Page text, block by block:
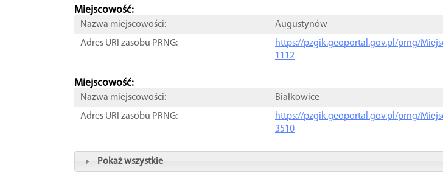
Miejscowość:
Nazwa miejscowości:
Augustynów
Adres URI zasobu PRNG:
https://pzgik.geoportal.gov.pl/prng/
1112
Miejscowość:
Nazwa miejscowości:
Białkowice
Adres URI zasobu PRNG:
https://pzgik.geoportal.gov.pl/prng/
3510
Pokaż wszystkie